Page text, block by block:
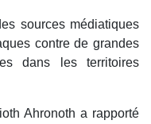
sources médiatiques
contre de grandes
dans les territoires
Ahronoth a rapporté